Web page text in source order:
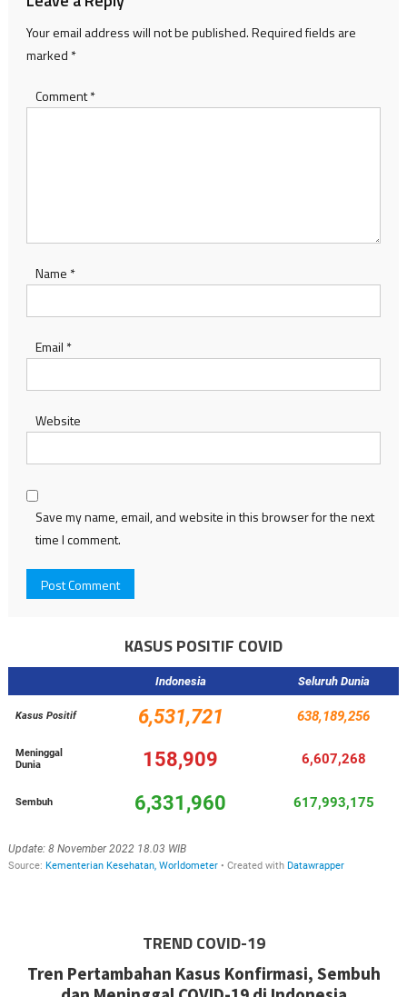
Your email address will not be published.Required fields are
marked *
Comment*
Name *
Email *
Website
Save my name, email, and website in this browser for the next
time I comment.
KASUS POSITIF COVID
TREND COVID-19